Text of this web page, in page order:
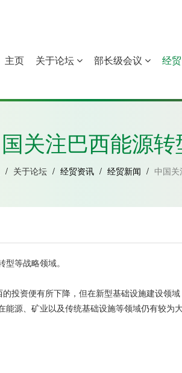
几內亚比绍 赤道几內亚
主页 关于论坛 部长级会议 经
关注巴西能源转
/ 关于论坛 / 经贸资讯 / 经贸新闻 / 中国关
等战略领域。
投资便有所下降，但在新型基础设施建设领
源、矿业以及传统基础设施等领域仍有较为大